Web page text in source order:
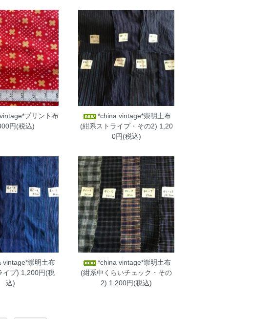
プリント布
円(税込)
*china vintage*崇明土布
(紺系ストライプ・その2) 1,20
0円(税込)
vintage*崇明土布
イプ) 1,200円(税
込)
*china vintage*崇明土布
(紺系中くらいチェック・その
2) 1,200円(税込)